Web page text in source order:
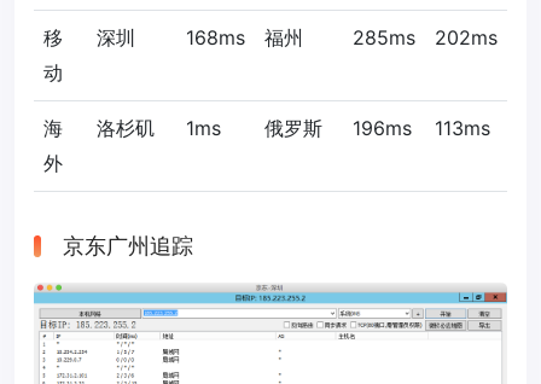
移
动
深圳 168ms 福州 285ms 202ms
海
外
洛杉矶 1ms 俄罗斯 196ms 113ms
京东广州追踪